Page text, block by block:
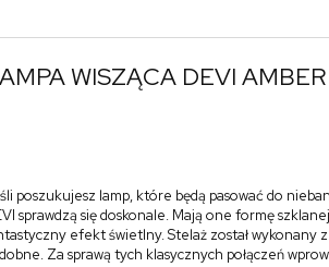
WISZĄCA DEVI
poszukujesz lamp, które będą pasować do
sprawdzą się doskonale. Mają one formę
efekt świetlny. Stelaż został
Za sprawą tych klasycznych połączeń